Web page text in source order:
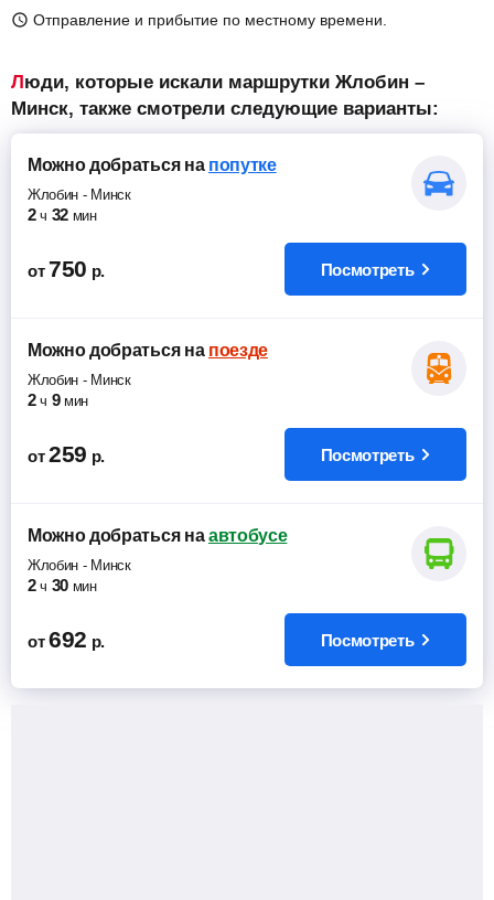
Отправление и прибытие по местному времени.
Люди, которые искали маршрутки Жлобин –
Минск, также смотрели следующие варианты:
Можно добратьсяна попутке
Жлобин - Минск
2 ч 32 мин
от 750 р. Посмотреть
Можно добратьсяна поезде
Жлобин - Минск
2 ч 9 мин
от 259 р. Посмотреть
Можно добратьсяна автобусе
Жлобин - Минск
2 ч 30 мин
от 692 р. Посмотреть